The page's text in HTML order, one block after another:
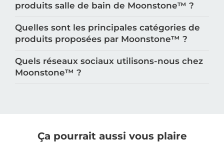
produits salle de bain de Moonstone™️ ?
Quelles sont les principales catégories de
produits proposées par Moonstone™️ ?
Quels réseaux sociaux utilisons-nous chez
Moonstone™️ ?
Ça pourrait aussi vous plaire